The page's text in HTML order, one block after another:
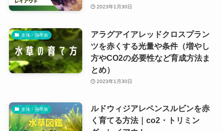
2023年1月30日
生体・熱帯魚
アラグアイアレッドクロスプラン
ツを赤くする光量や条件（増やし
方やCO2の必要性など育成方法ま
とめ）
2023年1月30日
生体・熱帯魚
ルドウィジアレペンスルビンを赤
く育てる方法｜co2・トリミン